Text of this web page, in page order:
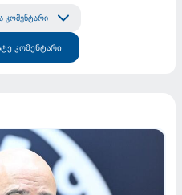
კომენტარი
კომენტარი